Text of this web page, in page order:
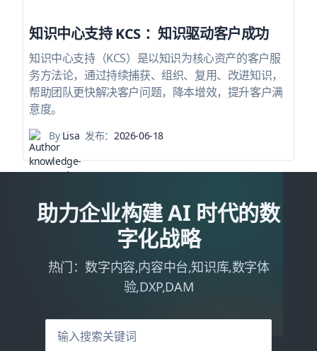
知识中心支持 KCS ：知识驱动客户成功
知识中心支持（KCS）是以知识为核心资产的客户服
务方法论，通过持续捕获、组织、复用、改进知识，
帮助团队更快解决客户问题，降本增效，提升客户满
意度。
ByLisa 发布：2026-06-18
助力企业构建 AI 时代的数
字化战略
热门：数字内容,内容中台,知识库,数字体
验,DXP,DAM